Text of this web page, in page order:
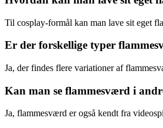
Til cosplay-formål kan man lave sit eget
Er der forskellige typer
Ja, der findes flere variationer af
Kan man se flammesværd i
Ja, flammesværd er også kendt fra